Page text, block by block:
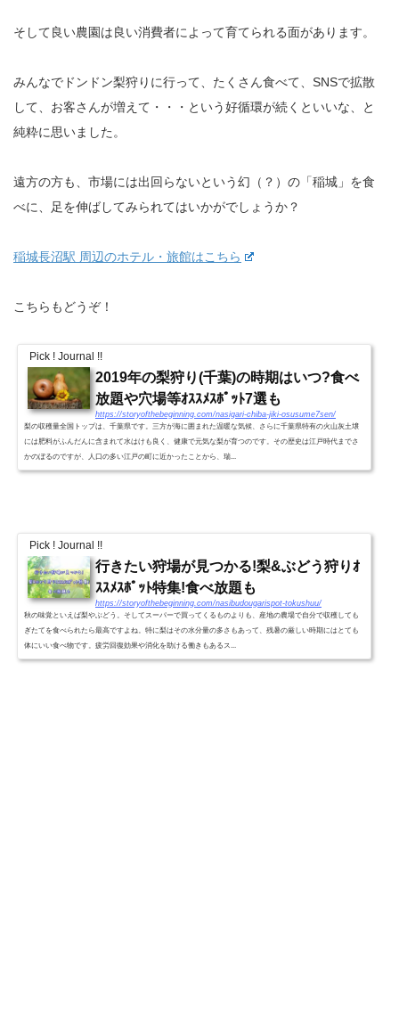
そして良い農園は良い消費者によって育てられる面があります。
みんなでドンドン梨狩りに行って、たくさん食べて、SNSで拡散
して、お客さんが増えて・・・という好循環が続くといいな、と
純粋に思いました。
遠方の方も、市場には出回らないという幻（？）の「稲城」を食
べに、足を伸ばしてみられてはいかがでしょうか？
稲城長沼駅 周辺のホテル・旅館はこちら
こちらもどうぞ！
Pick ! Journal !!
2019年の梨狩り(千葉)の時期はいつ?食べ
放題や穴場等ｵｽｽﾒｽﾎﾟｯﾄ7選も
https://storyofthebeginning.com/nasigari-chiba-jiki-osusume7sen/
梨の収穫量全国トップは、千葉県です。三方が海に囲まれた温暖な気候、さらに千葉県特有の火山灰土壌
には肥料がふんだんに含まれて水はけも良く、健康で元気な梨が育つのです。その歴史は江戸時代までさ
かのぼるのですが、人口の多い江戸の町に近かったことから、瑞...
Pick ! Journal !!
行きたい狩場が見つかる!梨&ぶどう狩りｵ
ｽｽﾒｽﾎﾟｯﾄ特集!食べ放題も
https://storyofthebeginning.com/nasibudougarispot-tokushuu/
秋の味覚といえば梨やぶどう。そしてスーパーで買ってくるものよりも、産地の農場で自分で収穫しても
ぎたてを食べられたら最高ですよね。特に梨はその水分量の多さもあって、残暑の厳しい時期にはとても
体にいい食べ物です。疲労回復効果や消化を助ける働きもあるス...